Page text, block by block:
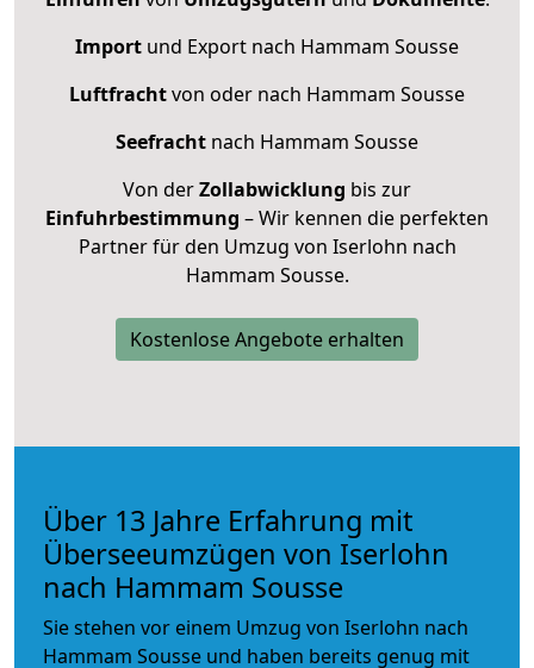
Import und Export nach Hammam Sousse
Luftfrachtvon oder nach Hammam Sousse
Seefracht nach Hammam Sousse
Von derZollabwicklung bis zur
Einfuhrbestimmung – Wir kennen die perfekten
Partner für den Umzug von Iserlohn nach
Hammam Sousse.
Kostenlose Angebote erhalten
Über 13 Jahre Erfahrung mit
Überseeumzügen von Iserlohn
nach Hammam Sousse
Sie stehen vor einem Umzug von Iserlohn nach
Hammam Sousse und haben bereits genug mit